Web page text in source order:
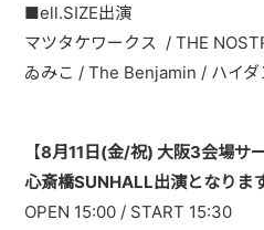
■ell.SIZE出演
マツタケワークス / THE
ゐみこ / The Benjamin / ハイダ
【8月11日(金/祝) 大阪3会場サ
心斎橋SUNHALL出演となりま
OPEN 15:00 / START 15:30